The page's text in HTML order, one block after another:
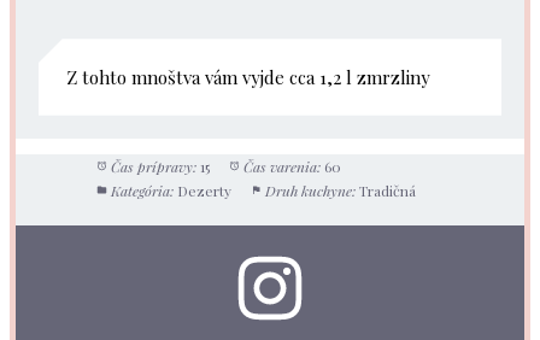
Z tohto mnoštva vám vyjde cca 1,2 l zmrzliny
Čas prípravy: 15 Čas varenia: 60
Kategória: Dezerty Druh kuchyne: Tradičná